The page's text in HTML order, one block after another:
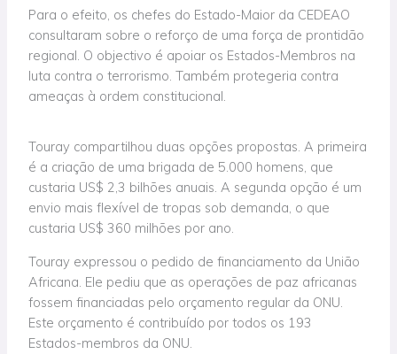
Para o efeito, os chefes do Estado-Maior da CEDEAO
consultaram sobre o reforço de uma força de prontidão
regional. O objectivo é apoiar os Estados-Membros na
luta contra o terrorismo. Também protegeria contra
ameaças à ordem constitucional.
Touray compartilhou duas opções propostas. A primeira
é a criação de uma brigada de 5.000 homens, que
custaria US$ 2,3 bilhões anuais. A segunda opção é um
envio mais flexível de tropas sob demanda, o que
custaria US$ 360 milhões por ano.
Touray expressou o pedido de financiamento da União
Africana. Ele pediu que as operações de paz africanas
fossem financiadas pelo orçamento regular da ONU.
Este orçamento é contribuído por todos os 193
Estados-membros da ONU.